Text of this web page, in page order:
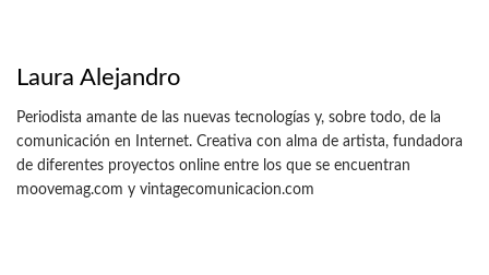
Laura Alejandro
Periodista amante de las nuevas tecnologías y, sobre todo, de la
comunicación en Internet. Creativa con alma de artista, fundadora
de diferentes proyectos online entre los que se encuentran
moovemag.com y vintagecomunicacion.com